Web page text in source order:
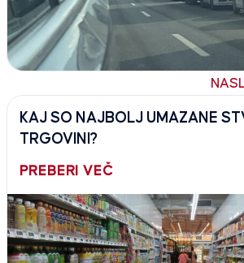
KAJ SO NAJBOLJ UMAZANE
TRGOVINI?
PREBERI VEČ